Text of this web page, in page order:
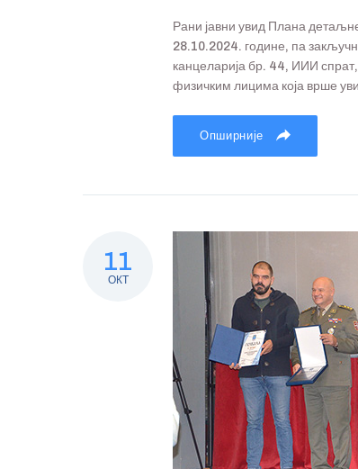
Рани јавни увид Плана
28.10.2024. године, па
канцеларија бр. 44, ИИИ
физичким лицима која врше
Опширније
11
ОКТ